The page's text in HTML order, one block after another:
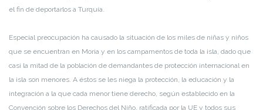
el fin de deportarlos a Turquía.
Especial preocupación ha causado la situación de los miles de niñas y niños
que se encuentran en Moria y en los campamentos de toda la isla, dado que
casi la mitad de la población de demandantes de protección internacional en
la isla son menores. A éstos se les niega la protección, la educación y la
integración a la que cada menor tiene derecho, según establecido en la
Convención sobre los Derechos del Niño, ratificada por la UE y todos sus